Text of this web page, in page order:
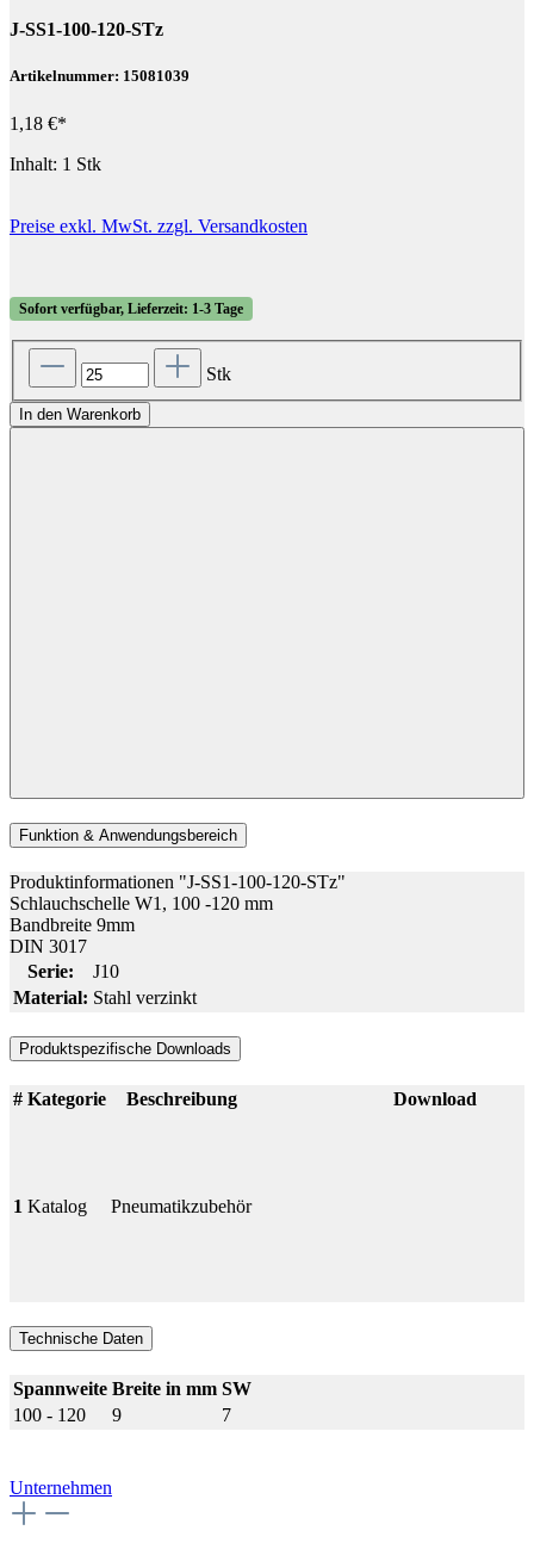
J-SS1-100-120-STz
Artikelnummer: 15081039
1,18 €*
Inhalt: 1 Stk
Preise exkl. MwSt. zzgl. Versandkosten
Sofort verfügbar, Lieferzeit: 1-3 Tage
Stk
In den Warenkorb
Funktion & Anwendungsbereich
Produktinformationen "J-SS1-100-120-STz"
Schlauchschelle W1, 100 -120 mm
Bandbreite 9mm
DIN 3017
Serie:
J10
Material: Stahl verzinkt
Produktspezifische Downloads
# Kategorie Beschreibung Download
1 Katalog Pneumatikzubehör
Technische Daten
Spannweite Breite in mm SW
100 - 120
9 7
Unternehmen